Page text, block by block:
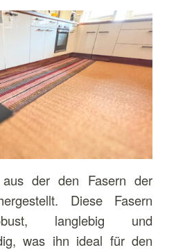
aus der den Fasern der
Diese Fasern
langlebig und
was ihn ideal für den